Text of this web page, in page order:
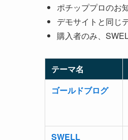
ポチッププロのお
デモサイトと同じ
購入者のみ、
テーマ名
ゴールドブログ
SWELL